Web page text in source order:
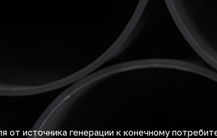
от источника генерации к конечному